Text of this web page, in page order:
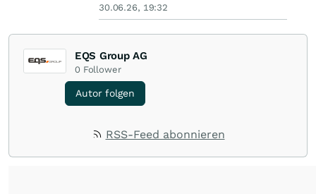
30.06.26, 19:32
EQS Group AG
0 Follower
Autor folgen
RSS-Feed abonnieren